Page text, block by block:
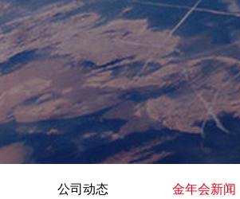
公司动态 金年会新闻